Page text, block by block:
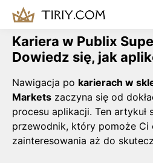
content
Kariera w Publix
Dowiedz się, jak
Nawigacja po karierach w
Markets zaczyna się od
procesu aplikacji. Ten
przewodnik, który pomoże
zainteresowania aż do